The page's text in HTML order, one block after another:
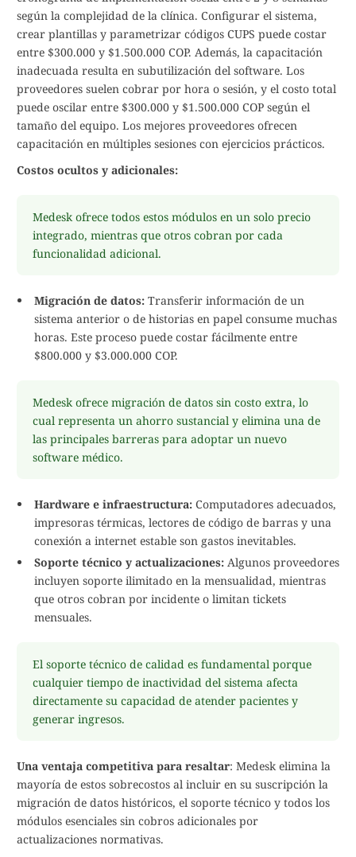
según la complejidad de la clínica. Configurar el sistema,
crear plantillas y parametrizar códigos CUPS puede costar
entre $300.000 y $1.500.000 COP. Además, la capacitación
inadecuada resulta en subutilización del software. Los
proveedores suelen cobrar por hora o sesión, y el costo total
puede oscilar entre $300.000 y $1.500.000 COP según el
tamaño del equipo. Los mejores proveedores ofrecen
capacitación en múltiples sesiones con ejercicios prácticos.
Costos ocultos y adicionales:
Medesk ofrece todos estos módulos en un solo precio
integrado, mientras que otros cobran por cada
funcionalidad adicional.
Migración de datos: Transferir información de un
sistema anterior o de historias en papel consume muchas
horas. Este proceso puede costar fácilmente entre
$800.000 y $3.000.000 COP.
Medesk ofrece migración de datos sin costo extra, lo
cual representa un ahorro sustancial y elimina una de
las principales barreras para adoptar un nuevo
software médico.
Hardware e infraestructura: Computadores adecuados,
impresoras térmicas, lectores de código de barras y una
conexión a internet estable son gastos inevitables.
Soporte técnico y actualizaciones: Algunos proveedores
incluyen soporte ilimitado en la mensualidad, mientras
que otros cobran por incidente o limitan tickets
mensuales.
El soporte técnico de calidad es fundamental porque
cualquier tiempo de inactividad del sistema afecta
directamente su capacidad de atender pacientes y
generar ingresos.
Una ventaja competitiva para resaltar: Medesk elimina la
mayoría de estos sobrecostos al incluir en su suscripción la
migración de datos históricos, el soporte técnico y todos los
módulos esenciales sin cobros adicionales por
actualizaciones normativas.